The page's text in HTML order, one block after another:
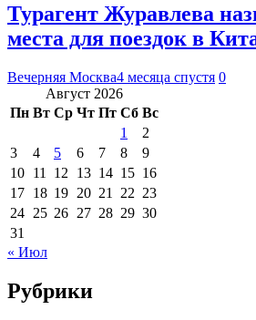
Турагент Журавлева
места для поездок в
Вечерняя Москва4 месяца спустя 0
Август 2026
Пн Вт Ср Чт Пт Сб Вс
1
2
3
4 5 6 7 8
9
10 11 12 13 14 15 16
17 18 19 20 21 22 23
24 25 26 27 28 29 30
31
« Июл
Рубрики